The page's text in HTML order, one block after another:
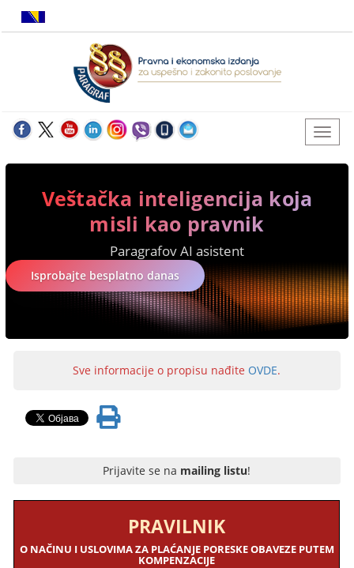
Veštačka inteligencija koja
misli kao pravnik
Paragrafov AI asistent
Isprobajte besplatno danas
Sve informacije o propisu nađite OVDE.
Prijavite se na mailing listu!
PRAVILNIK
O NAČINU I USLOVIMA ZA PLAĆANJE PORESKE OBAVEZE PUTEM
KOMPENZACIJE